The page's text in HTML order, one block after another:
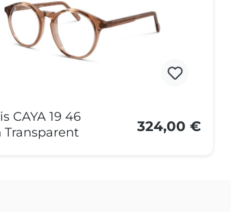
CAYA 19 46
Transparent
324,00 €